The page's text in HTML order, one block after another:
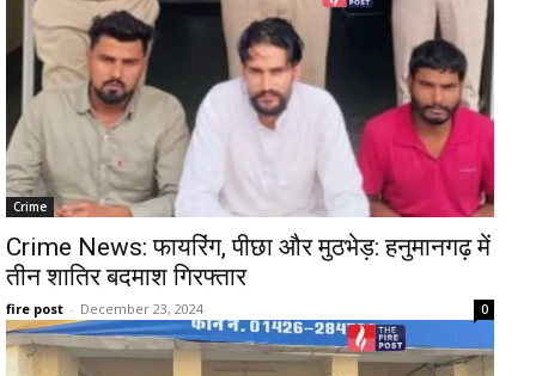
Crime
Crime News: फायरिंग, पीछा और मुठभेड़: हनुमानगढ़ में
तीन शातिर बदमाश गिरफ्तार
fire post - December 23, 2024 0